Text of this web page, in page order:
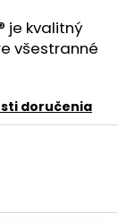
je kvalitný
všestranné
doručenia